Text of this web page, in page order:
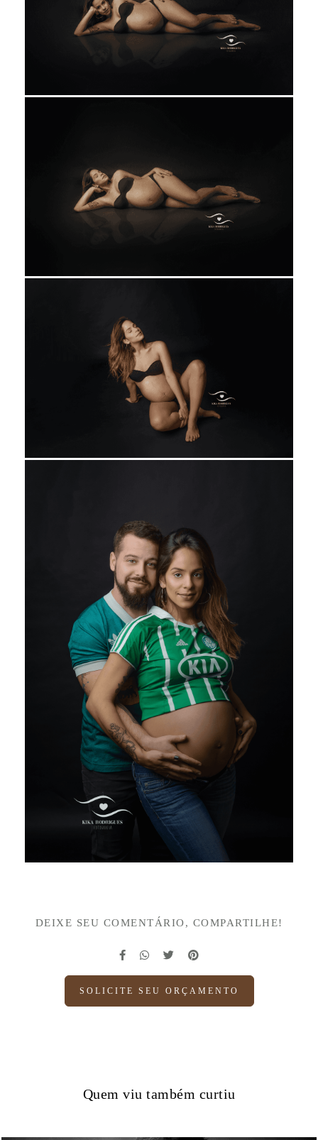
DEIXE SEU COMENTÁRIO, COMPARTILHE!
SOLICITE SEU ORÇAMENTO
Quem viu também curtiu